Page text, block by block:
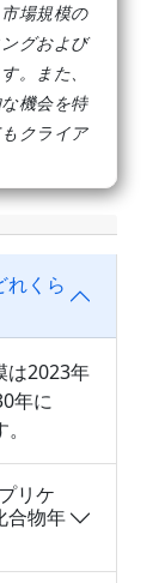
場規模の
グおよび
。また、
機会を特
クライア
れくら
は2023年
年に
リケ
合物年